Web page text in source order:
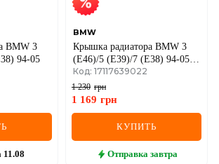
BMW 3
94-05
11.08
BMW
Крышка радиатора BMW 3
(E46)/5 (E39)/7 (E38) 94-05
N63
Код: 17117639022
1 230 грн
1 169 грн
КУПИТЬ
Отправка завтра